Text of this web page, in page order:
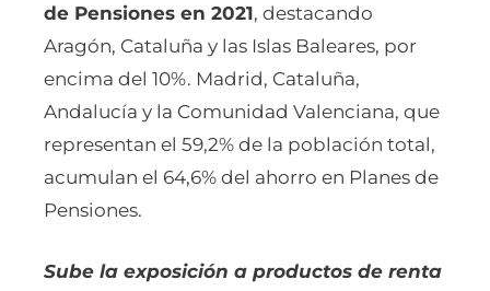
de Pensiones en 2021, destacando
Aragón, Cataluña y las Islas Baleares, por
encima del 10%. Madrid, Cataluña,
Andalucía y la Comunidad Valenciana, que
representan el 59,2% de la población total,
acumulan el 64,6% del ahorro en Planes de
Pensiones.
Sube la exposición a productos de renta